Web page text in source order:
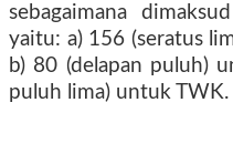
sebagaimana
yaitu: a) 156 (seratus
b) 80 (delapan puluh)
puluh lima) untuk TWK.